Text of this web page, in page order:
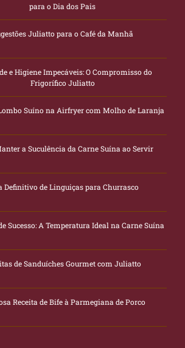
para o Dia dos Pais
Juliatto para o Café da Manhã
e Higiene Impecáveis: O Compromisso do
Frigorífico Juliatto
Suíno na Airfryer com Molho de Laranja
a Suculência da Carne Suína ao Servir
Definitivo de Linguiças para Churrasco
Sucesso: A Temperatura Ideal na Carne Suína
de Sanduíches Gourmet com Juliatto
Receita de Bife à Parmegiana de Porco